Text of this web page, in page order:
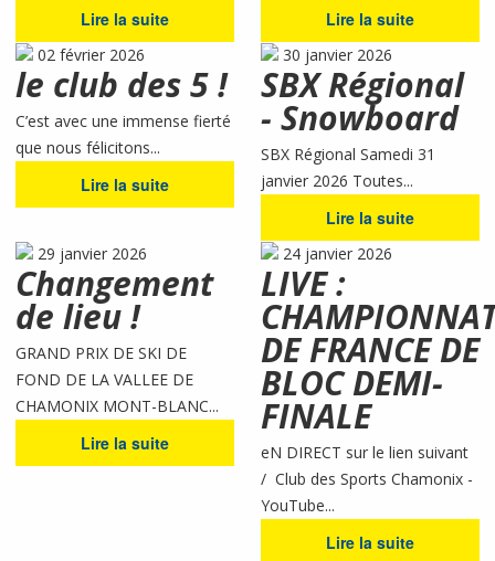
Lire la suite Lire la suite
02 février 2026
le club des 5 !
C’est avec une immense fierté
que nous félicitons...
Lire la suite
30 janvier 2026
SBX Régional
- Snowboard
SBX Régional Samedi 31
janvier 2026 Toutes...
Lire la suite
29 janvier 2026
Changement
de lieu !
GRAND PRIX DE SKI DE
FOND DE LA VALLEE DE
CHAMONIX MONT-BLANC...
Lire la suite
24 janvier 2026
LIVE :
DE FRANCE DE
BLOC DEMI-
FINALE
eN DIRECT sur le lien suivant
/ Club des Sports Chamonix -
YouTube...
Lire la suite